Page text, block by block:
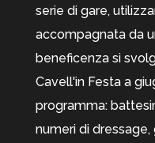
serie di gare,
accompagnata da
beneficenza si
Cavell'in Festa a
programma:
numeri di dressage,